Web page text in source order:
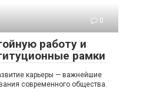
0
работу и
рамки
карьеры — важнейшие
современного общества.